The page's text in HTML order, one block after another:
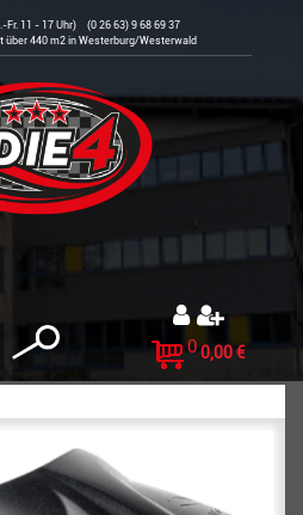
Fr. 11 - 17 Uhr) (0 26 63) 9 68 69 37
über 440 m2 in Westerburg/Westerwald
0 0,00 €